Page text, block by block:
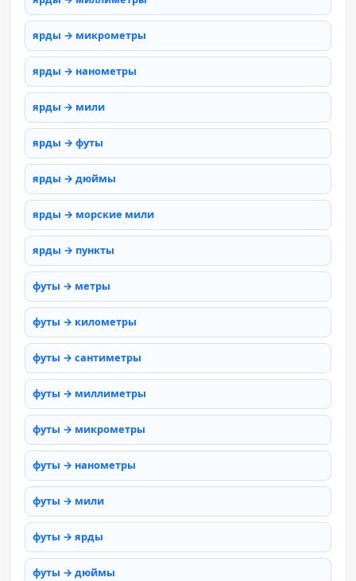
ярды → микрометры
ярды → нанометры
ярды → мили
ярды → футы
ярды → дюймы
ярды → морские мили
ярды → пункты
футы → метры
футы → километры
футы → сантиметры
футы → миллиметры
футы → микрометры
футы → нанометры
футы → мили
футы → ярды
футы → дюймы